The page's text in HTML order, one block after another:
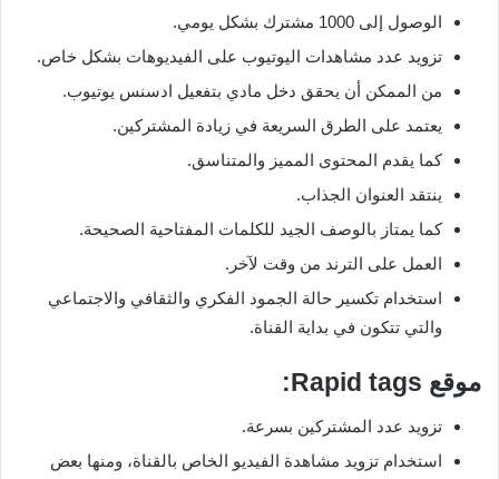
الوصول إلى 1000 مشترك بشكل يومي.
تزويد عدد مشاهدات اليوتيوب على الفيديوهات بشكل خاص.
من الممكن أن يحقق دخل مادي بتفعيل ادسنس يوتيوب.
يعتمد على الطرق السريعة في زيادة المشتركين.
كما يقدم المحتوى المميز والمتناسق.
ينتقد العنوان الجذاب.
كما يمتاز بالوصف الجيد للكلمات المفتاحية الصحيحة.
العمل على الترند من وقت لآخر.
استخدام تكسير حالة الجمود الفكري والثقافي والاجتماعي
والتي تتكون في بداية القناة.
موقع Rapid tags
:
تزويد عدد المشتركين بسرعة.
استخدام تزويد مشاهدة الفيديو الخاص بالقناة، ومنها بعض